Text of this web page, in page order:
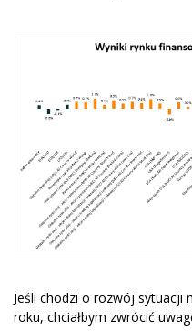
Jeśli chodzi o rozwój sytuacji
roku, chciałbym zwrócić